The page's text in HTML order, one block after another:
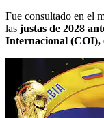
Fue consultado en el
las justas de 2028
Internacional (COI),